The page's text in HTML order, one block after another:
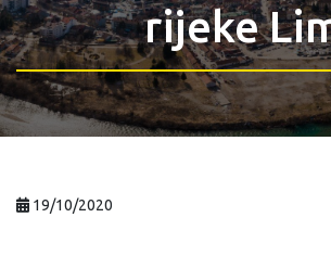
rijeke
19/10/2020